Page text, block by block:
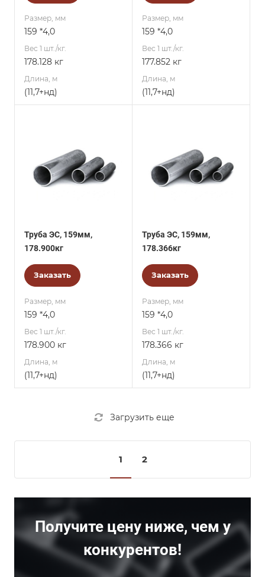
Размер, мм
159 *4,0
Вес 1 шт./кг.
178.128 кг
Длина, м
(11,7+нд)
Размер, мм
159 *4,0
Вес 1 шт./кг.
177.852 кг
Длина, м
(11,7+нд)
Труба ЭС, 159мм,
178.900кг
Заказать
Размер, мм
159 *4,0
Вес 1 шт./кг.
178.900 кг
Длина, м
(11,7+нд)
Труба ЭС, 159мм,
178.366кг
Заказать
Размер, мм
159 *4,0
Вес 1 шт./кг.
178.366 кг
Длина, м
(11,7+нд)
Загрузить еще
1 2
Получите цену ниже, чем у
конкурентов!